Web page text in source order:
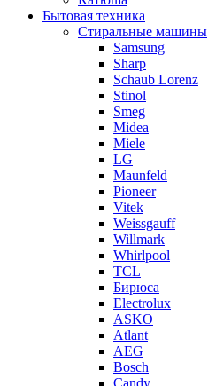
Бытовая техника
Стиральные машины
Samsung
Sharp
Schaub Lorenz
Stinol
Smeg
Midea
Miele
LG
Maunfeld
Pioneer
Vitek
Weissgauff
Willmark
Whirlpool
TCL
Бирюса
Electrolux
ASKO
Atlant
AEG
Bosch